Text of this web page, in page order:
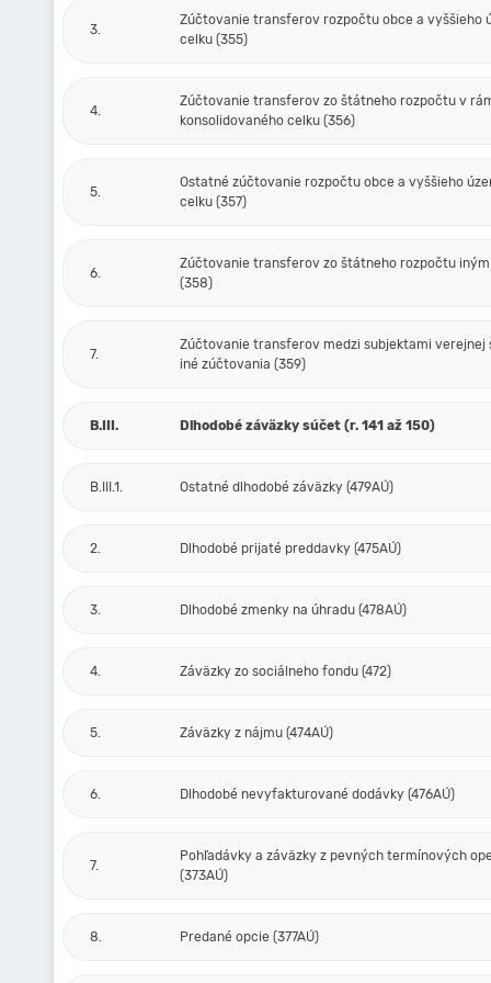
3.
Zúčtovanie transferov rozpočtu obce a vyššieho
celku (355)
4.
Zúčtovanie transferov zo štátneho rozpočtu v
konsolidovaného celku (356)
5.
Ostatné zúčtovanie rozpočtu obce a vyššieho
celku (357)
6.
Zúčtovanie transferov zo štátneho rozpočtu
(358)
7.
Zúčtovanie transferov medzi subjektami verejnej
iné zúčtovania (359)
B.III. Dlhodobé záväzky súčet (r. 141 až 150)
B.III.1. Ostatné dlhodobé záväzky (479AÚ)
2. Dlhodobé prijaté preddavky (475AÚ)
3. Dlhodobé zmenky na úhradu (478AÚ)
4. Záväzky zo sociálneho fondu (472)
5. Záväzky z nájmu (474AÚ)
6. Dlhodobé nevyfakturované dodávky (476AÚ)
7.
Pohľadávky a záväzky z pevných termínových
(373AÚ)
8. Predané opcie (377AÚ)